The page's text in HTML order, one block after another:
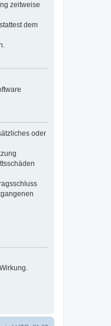
zeitweise
dem
oder